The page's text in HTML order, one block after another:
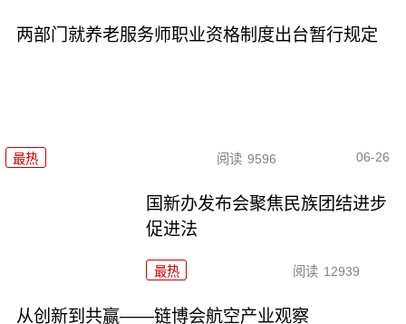
两部门就养老服务师职业资格制度出台暂行规定
最热 阅读 9596 06-26
国新办发布会聚焦民族团结进步
促进法
最热 阅读 12939
从创新到共赢——链博会航空产业观察